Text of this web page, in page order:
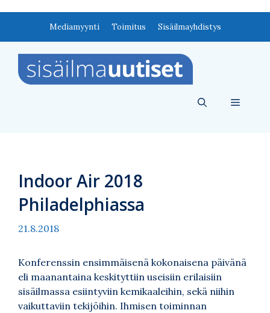
Mediamyynti Toimitus Sisäilmayhdistys
Valikko
Indoor Air 2018
Philadelphiassa
21.8.2018
Konferenssin ensimmäisenä kokonaisena päivänä
eli maanantaina keskityttiin useisiin erilaisiin
sisäilmassa esiintyviin kemikaaleihin, sekä niihin
vaikuttaviin tekijöihin. Ihmisen toiminnan